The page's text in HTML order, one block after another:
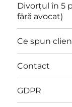
Divorțul în 5
fără avocat)
Ce spun
Contact
GDPR